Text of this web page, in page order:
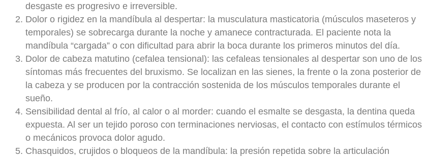
desgaste es progresivo e irreversible.
Dolor o rigidez en la mandíbula al despertar: la musculatura masticatoria (músculos maseteros y
temporales) se sobrecarga durante la noche y amanece contracturada. El paciente nota la
mandíbula “cargada” o con dificultad para abrir la boca durante los primeros minutos del día.
Dolor de cabeza matutino (cefalea tensional): las cefaleas tensionales al despertar son uno de los
síntomas más frecuentes del bruxismo. Se localizan en las sienes, la frente o la zona posterior de
la cabeza y se producen por la contracción sostenida de los músculos temporales durante el
sueño.
Sensibilidad dental al frío, al calor o al morder: cuando el esmalte se desgasta, la dentina queda
expuesta. Al ser un tejido poroso con terminaciones nerviosas, el contacto con estímulos térmicos
o mecánicos provoca dolor agudo.
Chasquidos, crujidos o bloqueos de la mandíbula: la presión repetida sobre la articulación